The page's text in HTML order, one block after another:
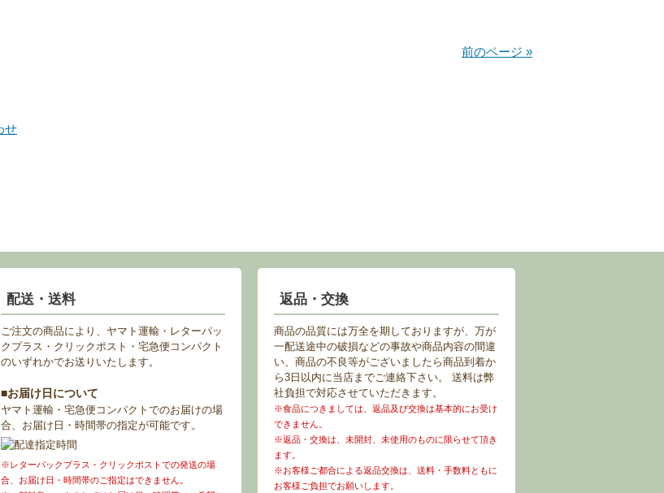
前のページ »
配送・送料
ご注文の商品により、ヤマト運輸・レターパッ
クプラス・クリックポスト・宅急便コンパクト
のいずれかでお送りいたします。
■お届け日について
ヤマト運輸・宅急便コンパクトでのお届けの場
合、お届け日・時間帯の指定が可能です。
※レターパックプラス・クリックポストでの発送の場
合、お届け日・時間帯のご指定はできません。
返品・交換
商品の品質には万全を期しておりますが、万が
一配送途中の破損などの事故や商品内容の間違
い、商品の不良等がございましたら商品到着か
ら3日以内に当店までご連絡下さい。 送料は弊
社負担で対応させていただきます。
※食品につきましては、返品及び交換は基本的にお受け
できません。
※返品・交換は、未開封、未使用のものに限らせて頂き
ます。
※お客様ご都合による返品交換は、送料・手数料ともに
お客様ご負担でお願いします。